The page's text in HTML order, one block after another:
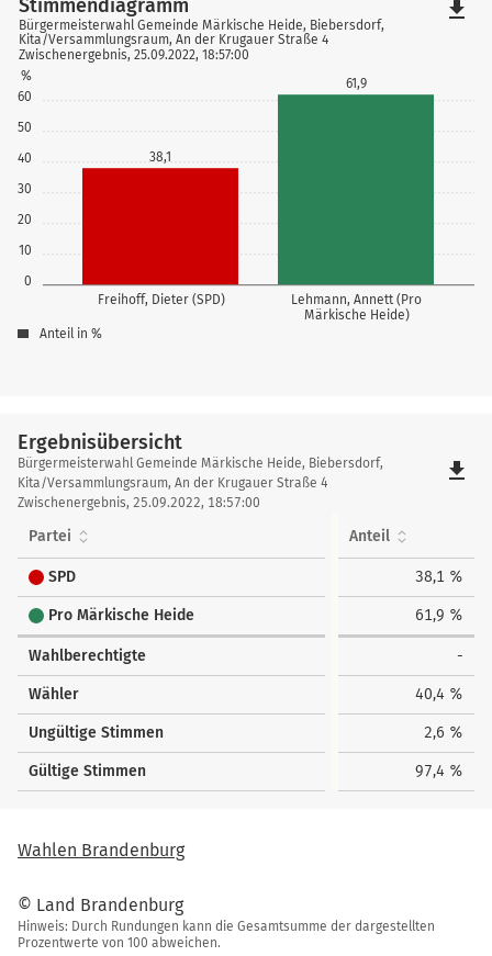
0
10
20
30
40
50
60
%
Freihoff, Dieter (SPD)
Lehmann, Annett (Pro
Märkische Heide)
38,1
61,9
Stimmendiagramm
Bürgermeisterwahl Gemeinde Märkische Heide, Biebersdorf,
Kita/Versammlungsraum, An der Krugauer Straße 4
Zwischenergebnis, 25.09.2022, 18:57:00
Anteil in %
file_download
Ergebnisübersicht
Ergebnisübersicht
Bürgermeisterwahl Gemeinde Märkische Heide, Biebersdorf,
Kita/Versammlungsraum, An der Krugauer Straße 4
Zwischenergebnis, 25.09.2022, 18:57:00
file_download
Partei Anteil
SPD 38,1 %
Pro Märkische Heide 61,9 %
Wahlberechtigte -
Wähler 40,4 %
Ungültige Stimmen 2,6 %
Gültige Stimmen 97,4 %
Wahlen Brandenburg
© Land Brandenburg
Hinweis: Durch Rundungen kann die Gesamtsumme der dargestellten
Prozentwerte von 100 abweichen.